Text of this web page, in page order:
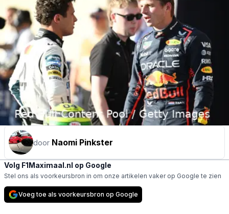
door Naomi Pinkster
Volg F1Maximaal.nl op Google
Stel ons als voorkeursbron in om onze artikelen vaker op Google te zien
Voeg toe als voorkeursbron op Google